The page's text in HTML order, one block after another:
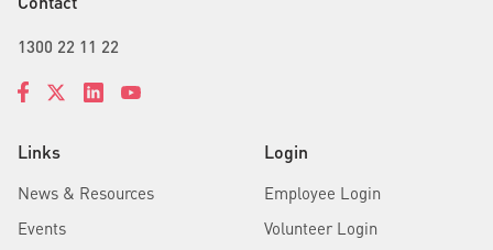
Links
News & Resources
Events
Login
Employee Login
Volunteer Login
1300 22 11 22